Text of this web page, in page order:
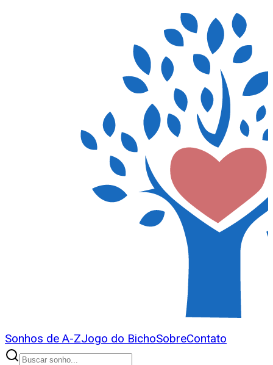
Sonhos de A-ZJogo do BichoSobreContato